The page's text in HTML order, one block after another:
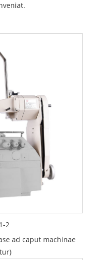
2
ad caput machinae